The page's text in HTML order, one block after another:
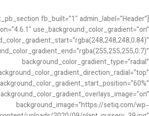
fb_built=”1″ admin_label=”Header”
use_background_color_gradient=”on”
background_color_gradient_type=”radial”
background_image=”https://setiq.com/wp-